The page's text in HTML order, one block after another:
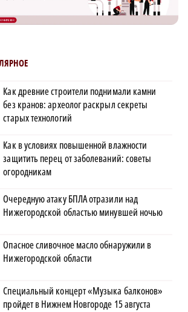
Как древние строители поднимали камни
без кранов: археолог раскрыл секреты
старых технологий
Как в условиях повышенной влажности
защитить перец от заболеваний: советы
огородникам
Очередную атаку БПЛА отразили над
Нижегородской областью минувшей ночью
Опасное сливочное масло обнаружили в
Нижегородской области
Специальный концерт «Музыка балконов»
пройдет в Нижнем Новгороде 15 августа